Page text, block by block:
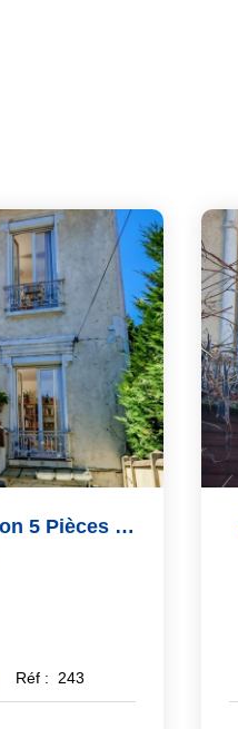
SARCELLES Village Maison 5 Pièces 82 M²
Réf : 243